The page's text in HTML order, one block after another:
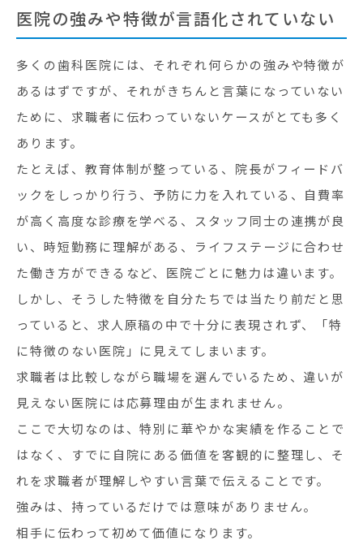
医院の強みや特徴が言語化されていない
多くの歯科医院には、それぞれ何らかの強みや特徴が
あるはずですが、それがきちんと言葉になっていない
ために、求職者に伝わっていないケースがとても多く
あります。
たとえば、教育体制が整っている、院長がフィードバ
ックをしっかり行う、予防に力を入れている、自費率
が高く高度な診療を学べる、スタッフ同士の連携が良
い、時短勤務に理解がある、ライフステージに合わせ
た働き方ができるなど、医院ごとに魅力は違います。
しかし、そうした特徴を自分たちでは当たり前だと思
っていると、求人原稿の中で十分に表現されず、「特
に特徴のない医院」に見えてしまいます。
求職者は比較しながら職場を選んでいるため、違いが
見えない医院には応募理由が生まれません。
ここで大切なのは、特別に華やかな実績を作ることで
はなく、すでに自院にある価値を客観的に整理し、そ
れを求職者が理解しやすい言葉で伝えることです。
強みは、持っているだけでは意味がありません。
相手に伝わって初めて価値になります。